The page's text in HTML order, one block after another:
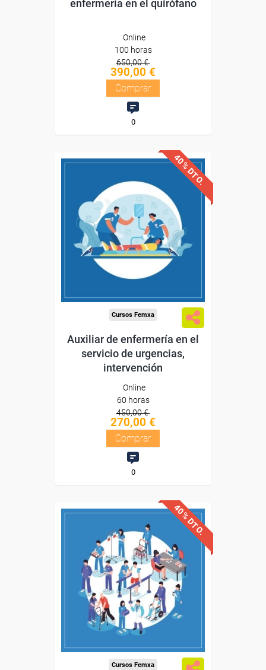
enfermería en el quirófano
Online
100 horas
650,00 €
390,00 €
Comprar
0
40% DTO.
Descuentos especiales
Sin requisitos de acceso
Diploma
Cursos Femxa
Auxiliar de enfermería en el
servicio de urgencias,
intervención
Online
60 horas
450,00 €
270,00 €
Comprar
0
40% DTO.
Descuentos especiales
Sin requisitos de acceso
Diploma
Compra segura
Cursos Femxa